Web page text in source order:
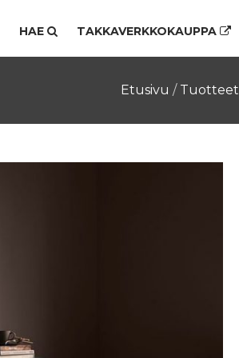
HAE TAKKAVERKKOKAUPPA
Etusivu / Tuotteet